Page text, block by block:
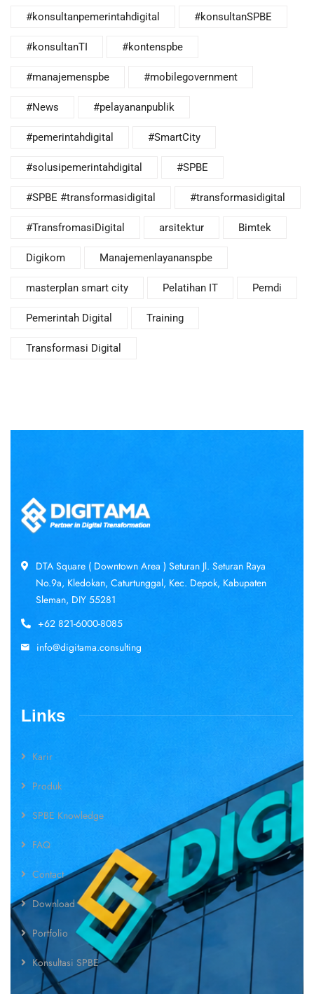
#konsultanpemerintahdigital #konsultanSPBE
#konsultanTI #kontenspbe
#manajemenspbe #mobilegovernment
#News #pelayananpublik
#pemerintahdigital #SmartCity
#solusipemerintahdigital #SPBE
#SPBE #transformasidigital #transformasidigital
#TransfromasiDigital arsitektur Bimtek
Digikom Manajemenlayananspbe
masterplan smart city Pelatihan IT Pemdi
Pemerintah Digital Training
Transformasi Digital
DTA Square ( Downtown Area ) Seturan Jl. Seturan Raya
No.9a, Kledokan, Caturtunggal, Kec. Depok, Kabupaten
Sleman, DIY 55281
+62 821-6000-8085
info@digitama.consulting
Links
Karir
Produk
SPBE Knowledge
FAQ
Contact
Download
Portfolio
Konsultasi SPBE